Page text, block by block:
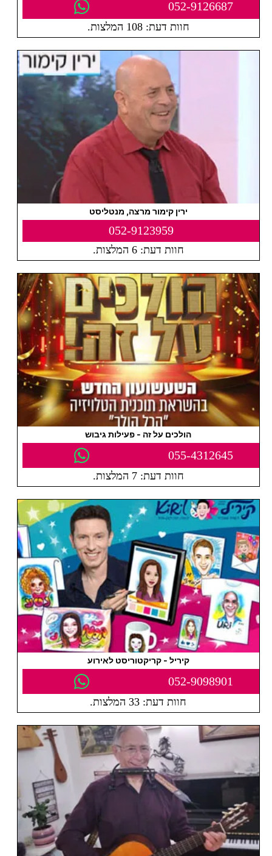
052-9126687
חוות דעת: 108 המלצות.
ירין קימור מרצה, מנטליסט
052-9123959
חוות דעת: 6 המלצות.
הולכים על זה - פעילות גיבוש
055-4312645
חוות דעת: 7 המלצות.
קיריל - קריקטוריסט לאירוע
052-9098901
חוות דעת: 33 המלצות.